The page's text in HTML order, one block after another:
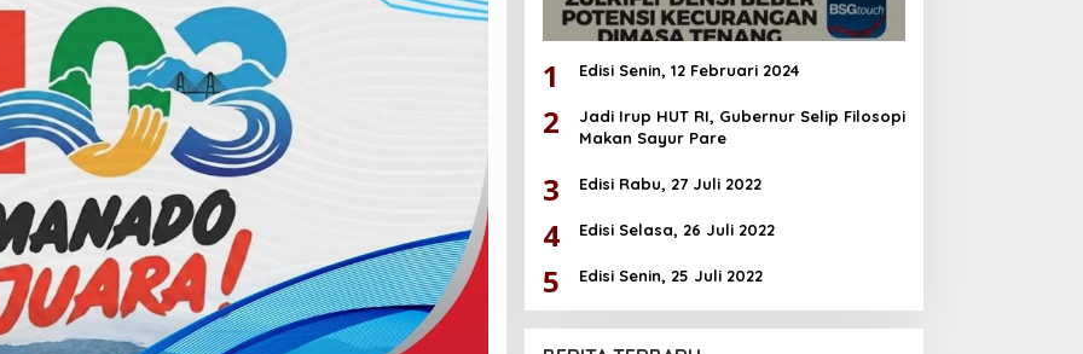
1 Edisi Senin, 12 Februari 2024
2
Jadi Irup HUT RI, Gubernur Selip Filosopi
Makan Sayur Pare
3 Edisi Rabu, 27 Juli 2022
4 Edisi Selasa, 26 Juli 2022
5 Edisi Senin, 25 Juli 2022